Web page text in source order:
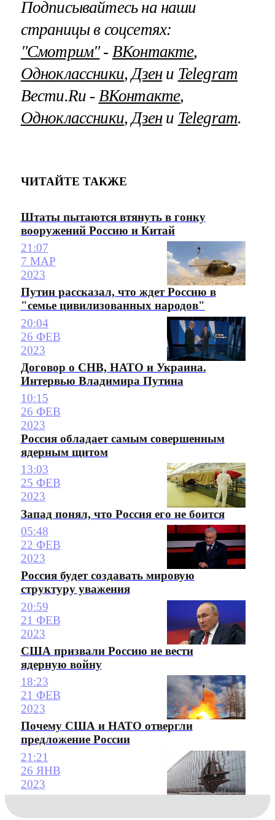
Подписывайтесь на наши
страницы в соцсетях:
"Смотрим"‐ ВКонтакте,
Одноклассники, Дзени Telegram
Вести.Ru ‐ ВКонтакте,
Одноклассники, Дзени Telegram.
ЧИТАЙТЕ ТАКЖЕ
Штаты пытаются втянуть в гонку
вооружений Россию и Китай
21:07
7 МАР
2023
Путин рассказал, что ждет Россию в
"семье цивилизованных народов"
20:04
26 ФЕВ
2023
Договор о СНВ, НАТО и Украина.
Интервью Владимира Путина
10:15
26 ФЕВ
2023
Россия обладает самым совершенным
ядерным щитом
13:03
25 ФЕВ
2023
Запад понял, что Россия его не боится
05:48
22 ФЕВ
2023
Россия будет создавать мировую
структуру уважения
20:59
21 ФЕВ
2023
США призвали Россию не вести
ядерную войну
18:23
21 ФЕВ
2023
Почему США и НАТО отвергли
предложение России
21:21
26 ЯНВ
2023